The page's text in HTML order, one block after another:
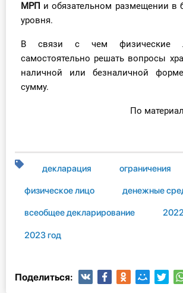
Тестирование для
бухгалтера
МРП и обязательном размещении в
уровня.
В связи с чем физические
самостоятельно решать вопросы
наличной или безналичной
сумму.
По
декларация ограничения
физическое лицо денежные
всеобщее декларирование
2023 год
Поделиться: